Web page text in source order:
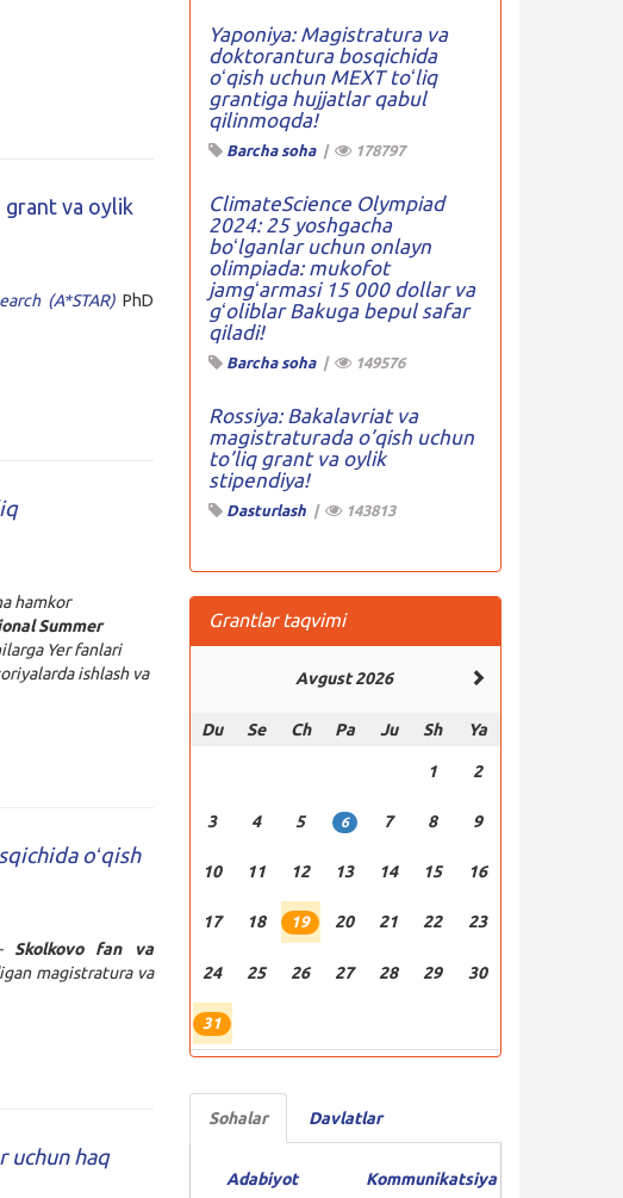
grant va oylik
(A*STAR)PhD
hamkor
Summer
Yer fanlari
ishlash va
oʻqish
Skolkovo fan va
magistratura va
uchun haq
Yaponiya: Magistratura va
doktorantura bosqichida
oʻqish uchun MEXT toʻliq
grantiga hujjatlar qabul
qilinmoqda!
Barcha soha| 178797
ClimateScience Olympiad
2024: 25 yoshgacha
boʻlganlar uchun onlayn
olimpiada: mukofot
jamgʻarmasi 15 000 dollar va
gʻoliblar Bakuga bepul safar
qiladi!
Barcha soha| 149576
Rossiya: Bakalavriat va
magistraturada o’qish uchun
to’liq grant va oylik
stipendiya!
Dasturlash| 143813
Grantlar taqvimi
Avgust 2026
Du Se Ch Pa Ju Sh Ya
1 2
3 4 5 6 7 8 9
10 11 12 13 14 15 16
17 18 19 20 21 22 23
24 25 26 27 28 29 30
31
Sohalar Davlatlar
Adabiyot
Kommunikatsiya